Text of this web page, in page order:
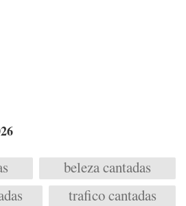
beleza cantadas
trafico cantadas